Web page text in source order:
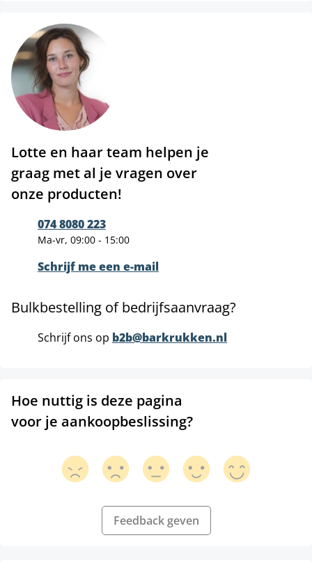
Lotte en haar team helpen je
graag met al je vragen over
onze producten!
074 8080 223
Ma-vr, 09:00 - 15:00
Schrijf me een e-mail
Bulkbestelling of bedrijfsaanvraag?
Schrijf ons op b2b@barkrukken.nl
Hoe nuttig is deze pagina
voor je aankoopbeslissing?
Feedback geven